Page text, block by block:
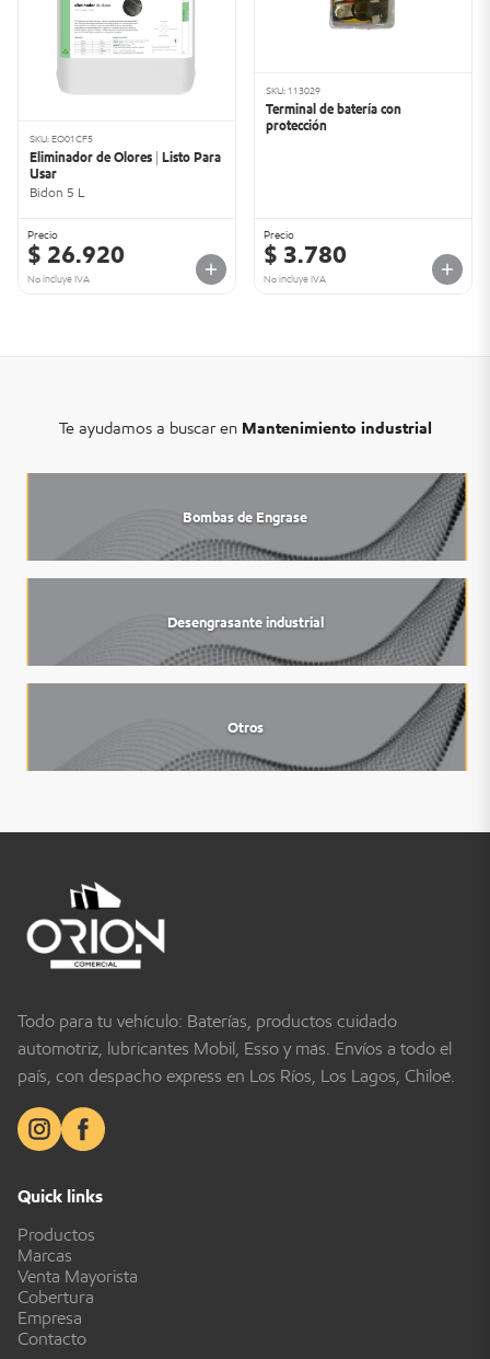
SKU: EO01CF5
Eliminador de Olores | Listo Para
Usar
Bidon 5 L
Precio
$ 26.920
No incluye IVA
SKU: 113029
Terminal de batería con
protección
Precio
$ 3.780
No incluye IVA
Te ayudamos a buscar en Mantenimiento industrial
Bombas de Engrase
Desengrasante industrial
Otros
Todo para tu vehículo: Baterías, productos cuidado
automotriz, lubricantes Mobil, Esso y más. Envíos a todo el
país, con despacho express en Los Ríos, Los Lagos, Chiloé.
Quick links
Productos
Marcas
Venta Mayorista
Cobertura
Empresa
Contacto